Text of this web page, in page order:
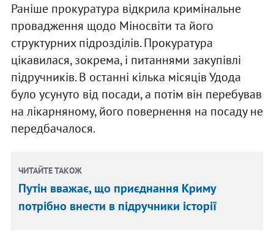
Раніше прокуратура відкрила кримінальне
провадження щодо Міносвіти та його
структурних підрозділів. Прокуратура
цікавилася, зокрема, і питаннями закупівлі
підручників. В останні кілька місяців Удода
було усунуто від посади, а потім він перебував
на лікарняному, його повернення на посаду не
передбачалося.
ЧИТАЙТЕ ТАКОЖ
Путін вважає, що приєднання Криму
потрібно внести в підручники історії